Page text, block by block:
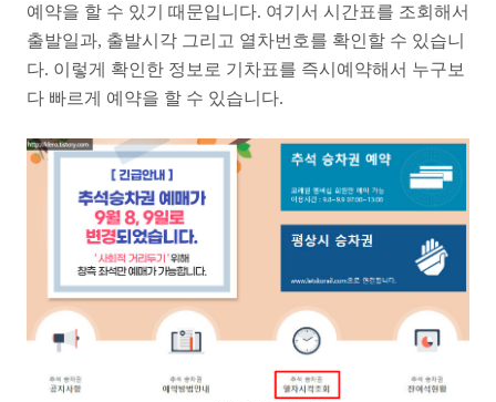
예약을 할 수 있기 때문입니다. 여기서 시간표를 조회해서
출발일과, 출발시각 그리고 열차번호를 확인할 수 있습니
다. 이렇게 확인한 정보로 기차표를 즉시예약해서 누구보
다 빠르게 예약을 할 수 있습니다.